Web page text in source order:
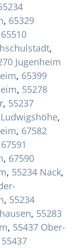
, 65329
65510
,
Jugenheim
, 65399
, 55278
, 55237
,
, 67582
67591
, 67590
, 55234 Nack,
, 55234
, 55283
, 55437 Ober-
55437